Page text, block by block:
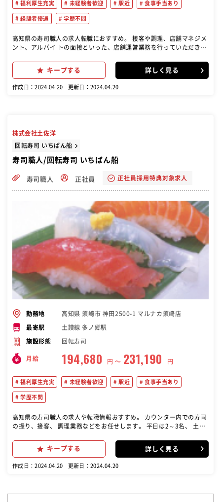
福利厚生充実 未経験者歓迎 駅近 食事手当あり
経験者優遇 学歴不問
高知県の寿司職人の求人転職におすすめ。 接客や調理、店舗マネジメ
ント、アルバイ トの面接といった、店舗運営業務を行っていただきま
キープする 詳しく見る
作成日：2024.04.20 更新日：2024.04.20
株式会社土佐洋
回転寿司 いちばん船
寿司職人/回転寿司 いちばん船
寿司職人 正社員 正社員採用特典対象求人
勤務地 高知県 須崎市 神田2500-1 マルナカ須崎店
最寄駅 土讃線 多ノ郷駅
施設形態 回転寿司
月給 194,680 円 〜 231,190 円
福利厚生充実 未経験者歓迎 駅近 食事手当あり
学歴不問
高知県の寿司職人の求人や転職情報おすすめ。 カウンター内での寿司
の握り、接客、 調理業務などをお任せします。 平日は2～3名、 土日
わり、 カウンター内で一緒に業務を進めます。 入社後1ヵ月程度は、
先輩社員が横に付いて教えてくれます。 メニューや皿の色ごとの値
軍艦を握る練習をします。 【つぎに】 1匹の魚を捌く業務や寿司ネタ
キープする 詳しく見る
作成日：2024.04.20 更新日：2024.04.20